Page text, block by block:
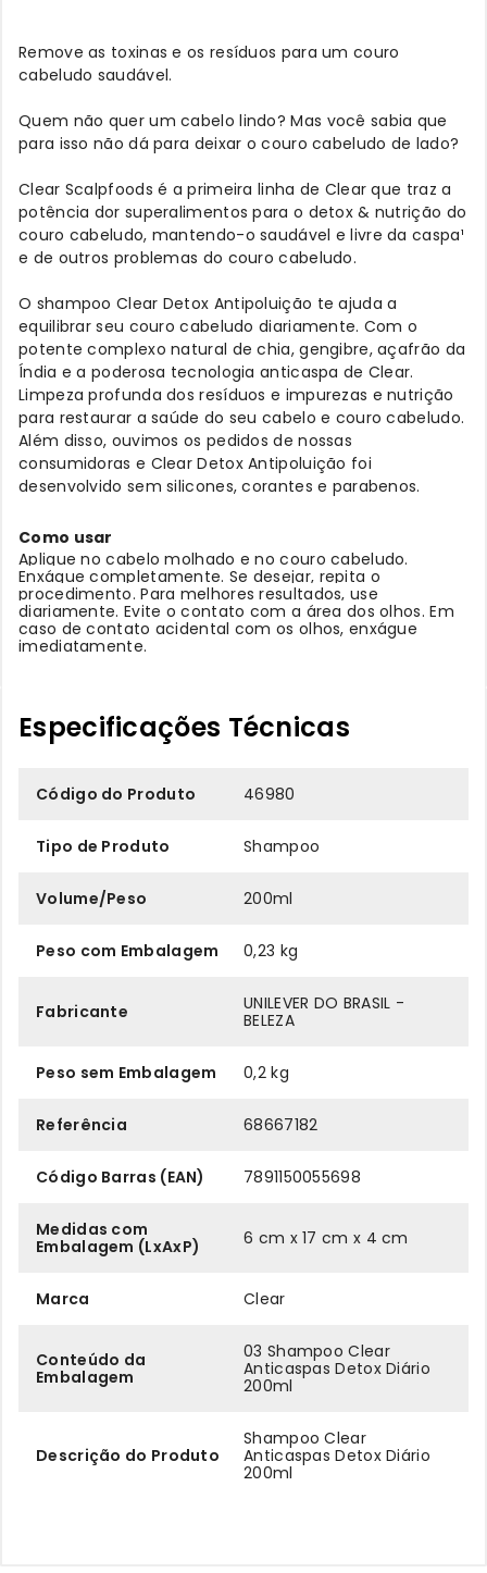
Remove as toxinas e os resíduos para um couro
cabeludo saudável.
Quem não quer um cabelo lindo? Mas você sabia que
para isso não dá para deixar o couro cabeludo de lado?
Clear Scalpfoods é a primeira linha de Clear que traz a
potência dor superalimentos para o detox & nutrição do
couro cabeludo, mantendo-o saudável e livre da caspa¹
e de outros problemas do couro cabeludo.
O shampoo Clear Detox Antipoluição te ajuda a
equilibrar seu couro cabeludo diariamente. Com o
potente complexo natural de chia, gengibre, açafrão da
Índia e a poderosa tecnologia anticaspa de Clear.
Limpeza profunda dos resíduos e impurezas e nutrição
para restaurar a saúde do seu cabelo e couro cabeludo.
Além disso, ouvimos os pedidos de nossas
consumidoras e Clear Detox Antipoluição foi
desenvolvido sem silicones, corantes e parabenos.
Como usar
Aplique no cabelo molhado e no couro cabeludo.
Enxágue completamente. Se desejar, repita o
procedimento. Para melhores resultados, use
diariamente. Evite o contato com a área dos olhos. Em
caso de contato acidental com os olhos, enxágue
imediatamente.
Especificações Técnicas
Código do Produto 46980
Tipo de Produto Shampoo
Volume/Peso 200ml
Peso com Embalagem 0,23 kg
Fabricante
UNILEVER DO BRASIL -
BELEZA
Peso sem Embalagem 0,2 kg
Referência 68667182
Código Barras (EAN) 7891150055698
Medidas com
Embalagem (LxAxP)
6 cm x 17 cm x 4 cm
Marca Clear
Conteúdo da
Embalagem
03 Shampoo Clear
Anticaspas Detox Diário
200ml
Descrição do Produto
Shampoo Clear
Anticaspas Detox Diário
200ml